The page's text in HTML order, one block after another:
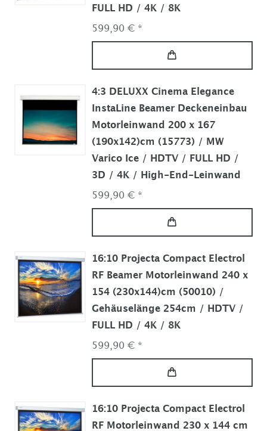
FULL HD / 4K / 8K
599,90 € *
4:3 DELUXX Cinema Elegance
InstaLine Beamer Deckeneinbau
Motorleinwand 200 x 167
(190x142)cm (15773) / MW
Varico Ice / HDTV / FULL HD /
3D / 4K / High-End-Leinwand
599,90 € *
16:10 Projecta Compact Electrol
RF Beamer Motorleinwand 240 x
154 (230x144)cm (50010) /
Gehäuselänge 254cm / HDTV /
FULL HD / 4K / 8K
599,90 € *
16:10 Projecta Compact Electrol
RF Motorleinwand 230 x 144 cm